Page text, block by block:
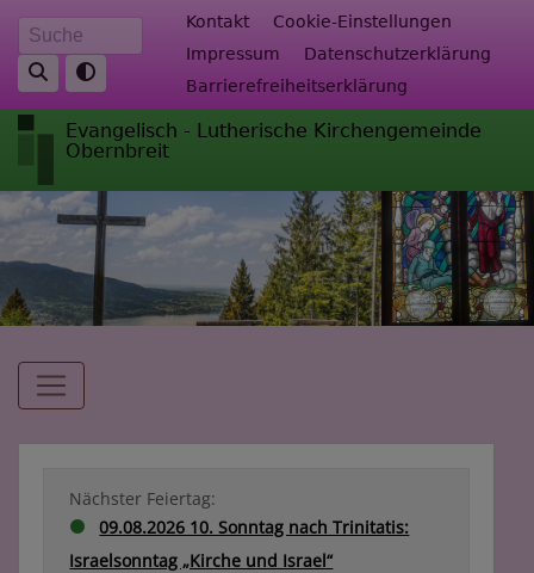
Direkt
zum
Inhalt
Suche Fußbereichsmenü
Kontakt
Cookie-Einstellungen
Impressum
Datenschutzerklärung
Barrierefreiheitserklärung
Evangelisch - Lutherische Kirchengemeinde
Obernbreit
Hauptnavigation
Nächster Feiertag:
09.08.2026 10. Sonntag nach Trinitatis:
Israelsonntag „Kirche und Israel“